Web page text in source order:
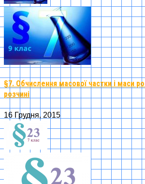
§7. Обчислення масової частки і маси
розчині
16 Грудня, 2015